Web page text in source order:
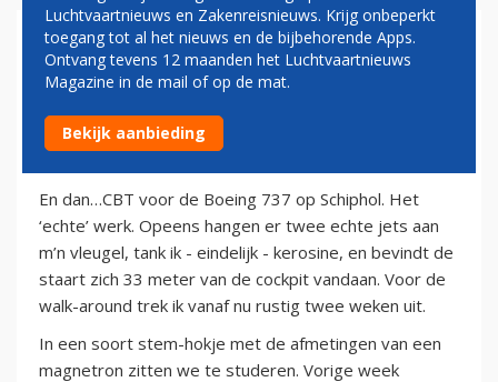
CHRISTA KLOOSMAN: HET
'ECHTE' WERK
16 mei 2011
En dan…CBT voor de Boeing 737 op Schiphol. Het
‘echte’ werk. Opeens hangen er twee echte jets aan
m’n vleugel, tank ik - eindelijk - kerosine, en bevindt de
staart zich 33 meter van de cockpit vandaan. Voor de
walk-around trek ik vanaf nu rustig twee weken uit.
In een soort stem-hokje met de afmetingen van een
magnetron zitten we te studeren. Vorige week
Luchtvaartnieuws en Zakenreisnieuws. Krijg onbeperkt
toegang tot al het nieuws en de bijbehorende Apps.
Ontvang tevens 12 maanden het Luchtvaartnieuws
Magazine in de mail of op de mat.
Bekijk aanbieding